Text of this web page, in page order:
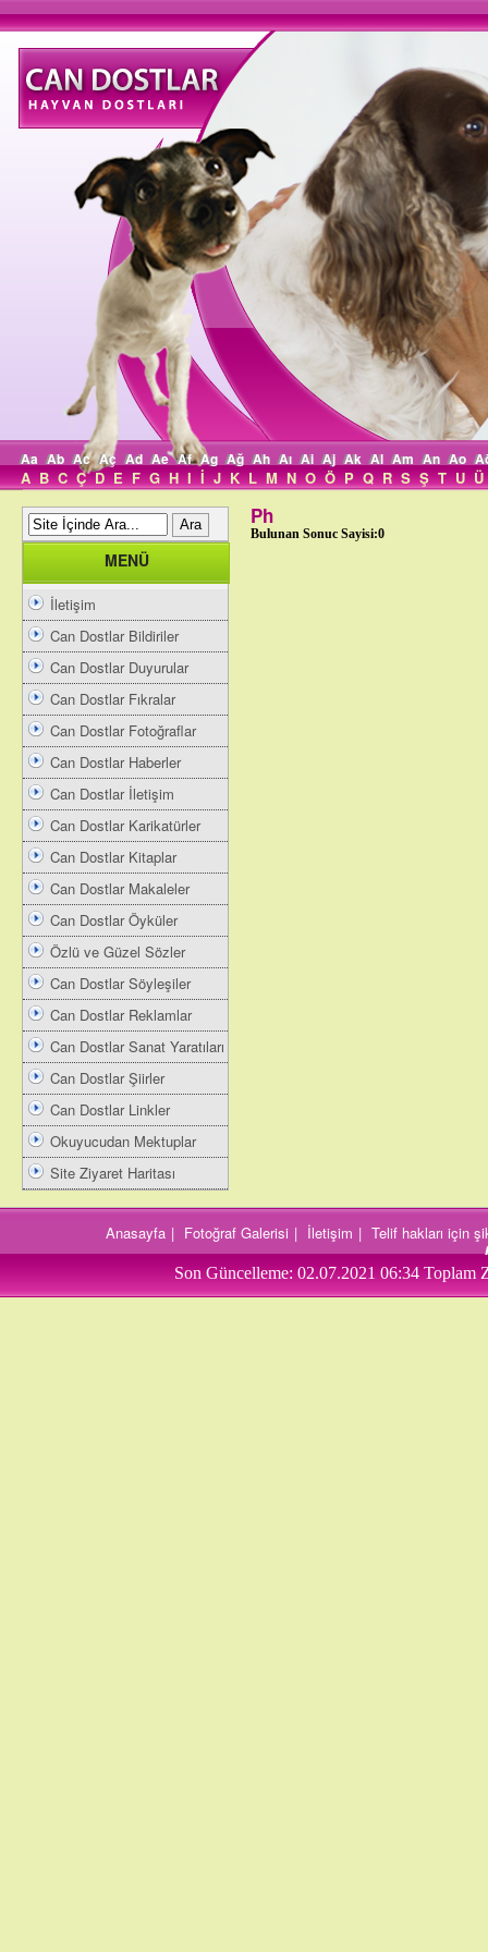
Aa Ab Ac Aç Ad Ae Af Ag Ağ Ah Aı Ai Aj Ak Al Am An Ao
A B C Ç D E F G H I İ J K L M N O Ö P Q R S Ş T U Ü
MENÜ
İletişim
Can Dostlar Bildiriler
Can Dostlar Duyurular
Can Dostlar Fıkralar
Can Dostlar Fotoğraflar
Can Dostlar Haberler
Can Dostlar İletişim
Can Dostlar Karikatürler
Can Dostlar Kitaplar
Can Dostlar Makaleler
Can Dostlar Öyküler
Özlü ve Güzel Sözler
Can Dostlar Söyleşiler
Can Dostlar Reklamlar
Can Dostlar Sanat Yaratıları
Can Dostlar Şiirler
Can Dostlar Linkler
Okuyucudan Mektuplar
Site Ziyaret Haritası
Ph
Bulunan Sonuc Sayisi:0
Anasayfa | Fotoğraf Galerisi | İletişim | Telif hakları için
Son Güncelleme: 02.07.2021 06:34 Toplam